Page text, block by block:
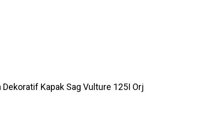
Kapak Sag Vulture 125I Orj